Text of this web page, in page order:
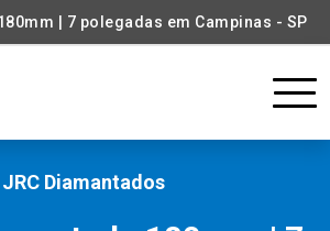
| 7 polegadas em Campinas - SP
JRC Diamantados